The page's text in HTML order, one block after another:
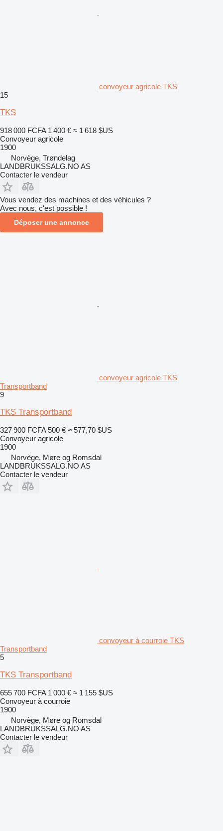
convoyeur agricole TKS
15
TKS
918 000 FCFA 1 400 € ≈ 1 618 $US
Convoyeur agricole
1900
Norvège, Trøndelag
LANDBRUKSSALG.NO AS
Contacter le vendeur
Vous vendez des machines et des véhicules ?
Avec nous, c'est possible !
Déposer une annonce
convoyeur agricole TKS
Transportband
9
TKS Transportband
327 900 FCFA 500 € ≈ 577,70 $US
Convoyeur agricole
1900
Norvège, Møre og Romsdal
LANDBRUKSSALG.NO AS
Contacter le vendeur
convoyeur à courroie TKS
Transportband
5
TKS Transportband
655 700 FCFA 1 000 € ≈ 1 155 $US
Convoyeur à courroie
1900
Norvège, Møre og Romsdal
LANDBRUKSSALG.NO AS
Contacter le vendeur